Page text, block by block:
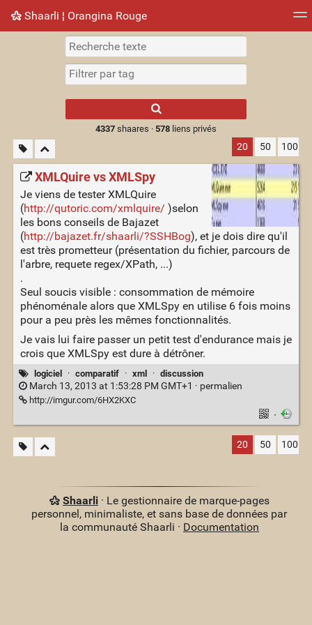
Shaarli ¦ Orangina Rouge
Nuage de tags Mur d'images
results.
4337shaares · 578liens privés
20 50 100
XMLQuire vs XMLSpy
Je viens de tester XMLQuire
(http://qutoric.com/xmlquire/ )selon
les bons conseils de Bajazet
(http://bajazet.fr/shaarli/?SSHBog), et je dois dire qu'il
est très prometteur (présentation du fichier, parcours de
l'arbre, requete regex/XPath, ...)
.
Seul soucis visible : consommation de mémoire
phénoménale alors que XMLSpy en utilise 6 fois moins
pour a peu près les mêmes fonctionnalités.
Je vais lui faire passer un petit test d'endurance mais je
crois que XMLSpy est dure à détrôner.
logiciel · comparatif · xml · discussion
March 13, 2013 at 1:53:28 PM GMT+1 · permalien
http://imgur.com/6HX2KXC
·
20 50 100
Shaarli· Le gestionnaire de marque-pages
personnel, minimaliste, et sans base de données par
la communauté Shaarli · Documentation